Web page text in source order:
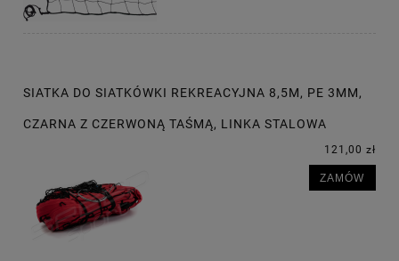
SIATKA DO SIATKÓWKI REKREACYJNA 8,5M, PE 3MM,
CZARNA Z CZERWONĄ TAŚMĄ, LINKA STALOWA
121,00 zł
ZAMÓW